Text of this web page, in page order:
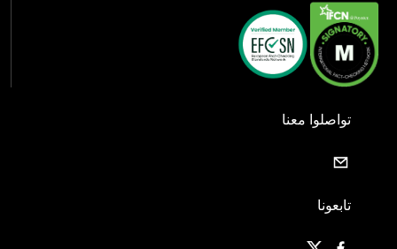
تواصلوا معنا
تابعونا